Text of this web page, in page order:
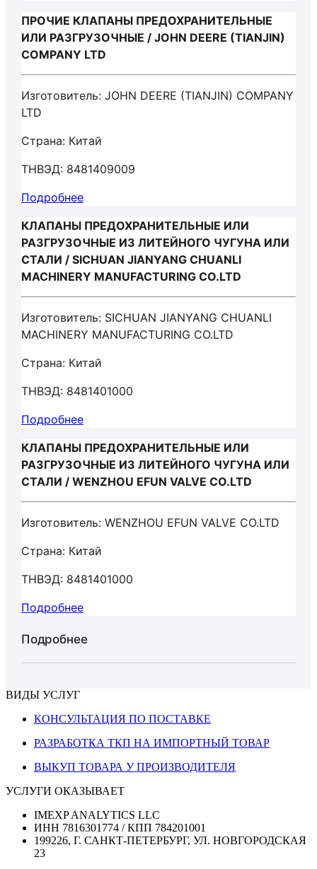
ПРОЧИЕ КЛАПАНЫ ПРЕДОХРАНИТЕЛЬНЫЕ
ИЛИ РАЗГРУЗОЧНЫЕ / JOHN DEERE (TIANJIN)
COMPANY LTD
Изготовитель: JOHN DEERE (TIANJIN) COMPANY
LTD
Страна: Китай
ТНВЭД: 8481409009
Подробнее
КЛАПАНЫ ПРЕДОХРАНИТЕЛЬНЫЕ ИЛИ
РАЗГРУЗОЧНЫЕ ИЗ ЛИТЕЙНОГО ЧУГУНА ИЛИ
СТАЛИ / SICHUAN JIANYANG CHUANLI
MACHINERY MANUFACTURING CO.LTD
Изготовитель: SICHUAN JIANYANG CHUANLI
MACHINERY MANUFACTURING CO.LTD
Страна: Китай
ТНВЭД: 8481401000
Подробнее
КЛАПАНЫ ПРЕДОХРАНИТЕЛЬНЫЕ ИЛИ
РАЗГРУЗОЧНЫЕ ИЗ ЛИТЕЙНОГО ЧУГУНА ИЛИ
СТАЛИ / WENZHOU EFUN VALVE CO.LTD
Изготовитель: WENZHOU EFUN VALVE CO.LTD
Страна: Китай
ТНВЭД: 8481401000
Подробнее
Подробнее
ВИДЫ УСЛУГ
КОНСУЛЬТАЦИЯ ПО ПОСТАВКЕ
РАЗРАБОТКА ТКП НА ИМПОРТНЫЙ ТОВАР
ВЫКУП ТОВАРА У ПРОИЗВОДИТЕЛЯ
УСЛУГИ ОКАЗЫВАЕТ
IMEXP ANALYTICS LLC
ИНН 7816301774 / КПП 784201001
199226, Г. САНКТ-ПЕТЕРБУРГ, УЛ. НОВГОРОДСКАЯ
23